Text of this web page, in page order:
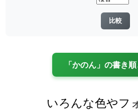
「かのん」の書き
いろんな色やフ